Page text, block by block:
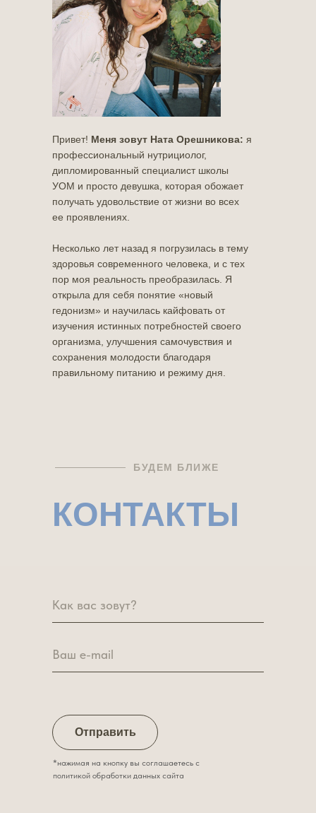
Привет! Меня зовут Ната Орешникова: я
профессиональный нутрициолог,
дипломированный специалист школы
УОМ и просто девушка, которая обожает
получать удовольствие от жизни во всех
ее проявлениях.
Несколько лет назад я погрузилась в тему
здоровья современного человека, и с тех
пор моя реальность преобразилась. Я
открыла для себя понятие «новый
гедонизм» и научилась кайфовать от
изучения истинных потребностей своего
организма, улучшения самочувствия и
сохранения молодости благодаря
правильному питанию и режиму дня.
КОНТАКТЫ
БУДЕМ БЛИЖЕ
Отправить
*нажимая на кнопку вы соглашаетесь с
политикой обработки данных сайта